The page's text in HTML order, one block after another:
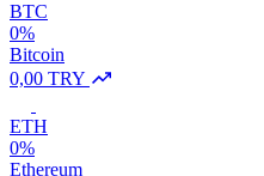
BTC
0%
Bitcoin
0,00 TRY
ETH
0%
Ethereum